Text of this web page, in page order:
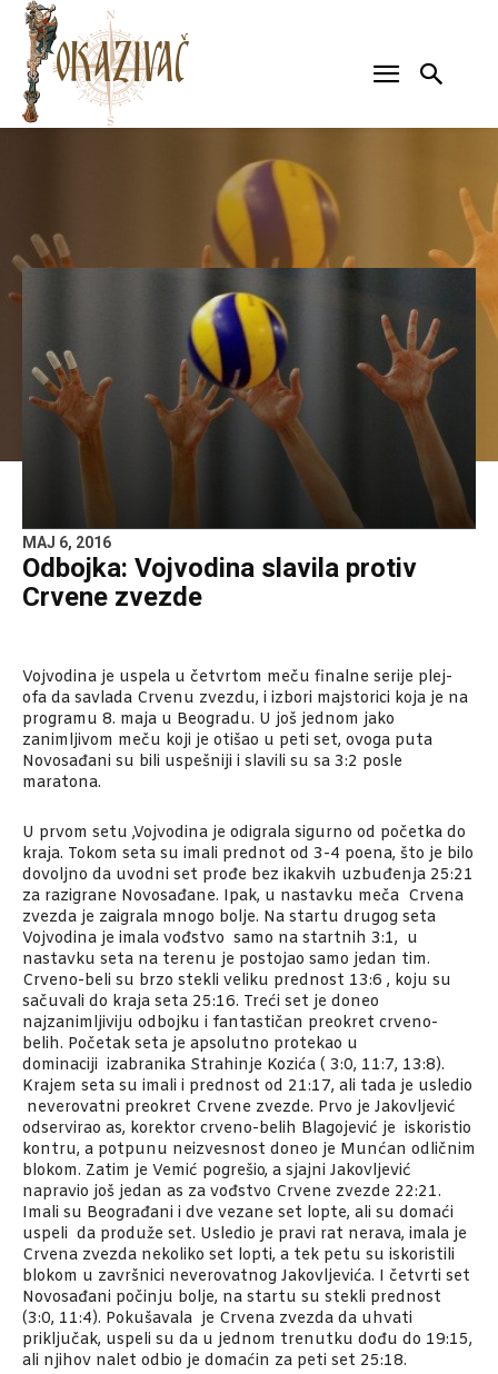
MAJ 6, 2016
Odbojka: Vojvodina slavila protiv
Crvene zvezde
Vojvodina je uspela u četvrtom meču finalne serije plej-
ofa da savlada Crvenu zvezdu, i izbori majstorici koja je na
programu 8. maja u Beogradu. U još jednom jako
zanimljivom meču koji je otišao u peti set, ovoga puta
Novosađani su bili uspešniji i slavili su sa 3:2 posle
maratona.
U prvom setu ,Vojvodina je odigrala sigurno od početka do
kraja. Tokom seta su imali prednot od 3-4 poena, što je bilo
dovoljno da uvodni set prođe bez ikakvih uzbuđenja 25:21
za razigrane Novosađane. Ipak, u nastavku meča Crvena
zvezda je zaigrala mnogo bolje. Na startu drugog seta
Vojvodina je imala vođstvo samo na startnih 3:1, u
nastavku seta na terenu je postojao samo jedan tim.
Crveno-beli su brzo stekli veliku prednost 13:6 , koju su
sačuvali do kraja seta 25:16. Treći set je doneo
najzanimljiviju odbojku i fantastičan preokret crveno-
belih. Početak seta je apsolutno protekao u
dominaciji izabranika Strahinje Kozića ( 3:0, 11:7, 13:8).
Krajem seta su imali i prednost od 21:17, ali tada je usledio
neverovatni preokret Crvene zvezde. Prvo je Jakovljević
odservirao as, korektor crveno-belih Blagojević je iskoristio
kontru, a potpunu neizvesnost doneo je Munćan odličnim
blokom. Zatim je Vemić pogrešio, a sjajni Jakovljević
napravio još jedan as za vođstvo Crvene zvezde 22:21.
Imali su Beograđani i dve vezane set lopte, ali su domaći
uspeli da produže set. Usledio je pravi rat nerava, imala je
Crvena zvezda nekoliko set lopti, a tek petu su iskoristili
blokom u završnici neverovatnog Jakovljevića. I četvrti set
Novosađani počinju bolje, na startu su stekli prednost
(3:0, 11:4). Pokušavala je Crvena zvezda da uhvati
priključak, uspeli su da u jednom trenutku dođu do 19:15,
ali njihov nalet odbio je domaćin za peti set 25:18.